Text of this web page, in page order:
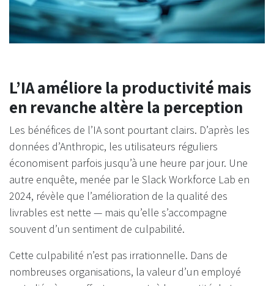
L’IA améliore la productivité mais
en revanche altère la perception
Les bénéfices de l’IA sont pourtant clairs. D’après les
données d’Anthropic, les utilisateurs réguliers
économisent parfois jusqu’à une heure par jour. Une
autre enquête, menée par le Slack Workforce Lab en
2024, révèle que l’amélioration de la qualité des
livrables est nette — mais qu’elle s’accompagne
souvent d’un sentiment de culpabilité.
Cette culpabilité n’est pas irrationnelle. Dans de
nombreuses organisations, la valeur d’un employé